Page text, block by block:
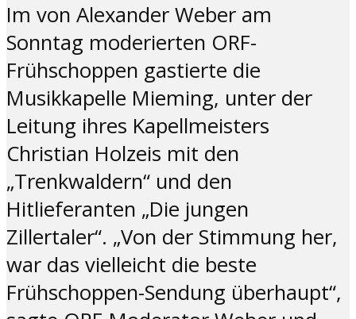
Im von Alexander Weber am
Sonntag moderierten ORF-
Frühschoppen gastierte die
Musikkapelle Mieming, unter der
Leitung ihres Kapellmeisters
Christian Holzeis mit den
„Trenkwaldern“ und den
Hitlieferanten „Die jungen
Zillertaler“. „Von der Stimmung her,
war das vielleicht die beste
Frühschoppen-Sendung überhaupt“,